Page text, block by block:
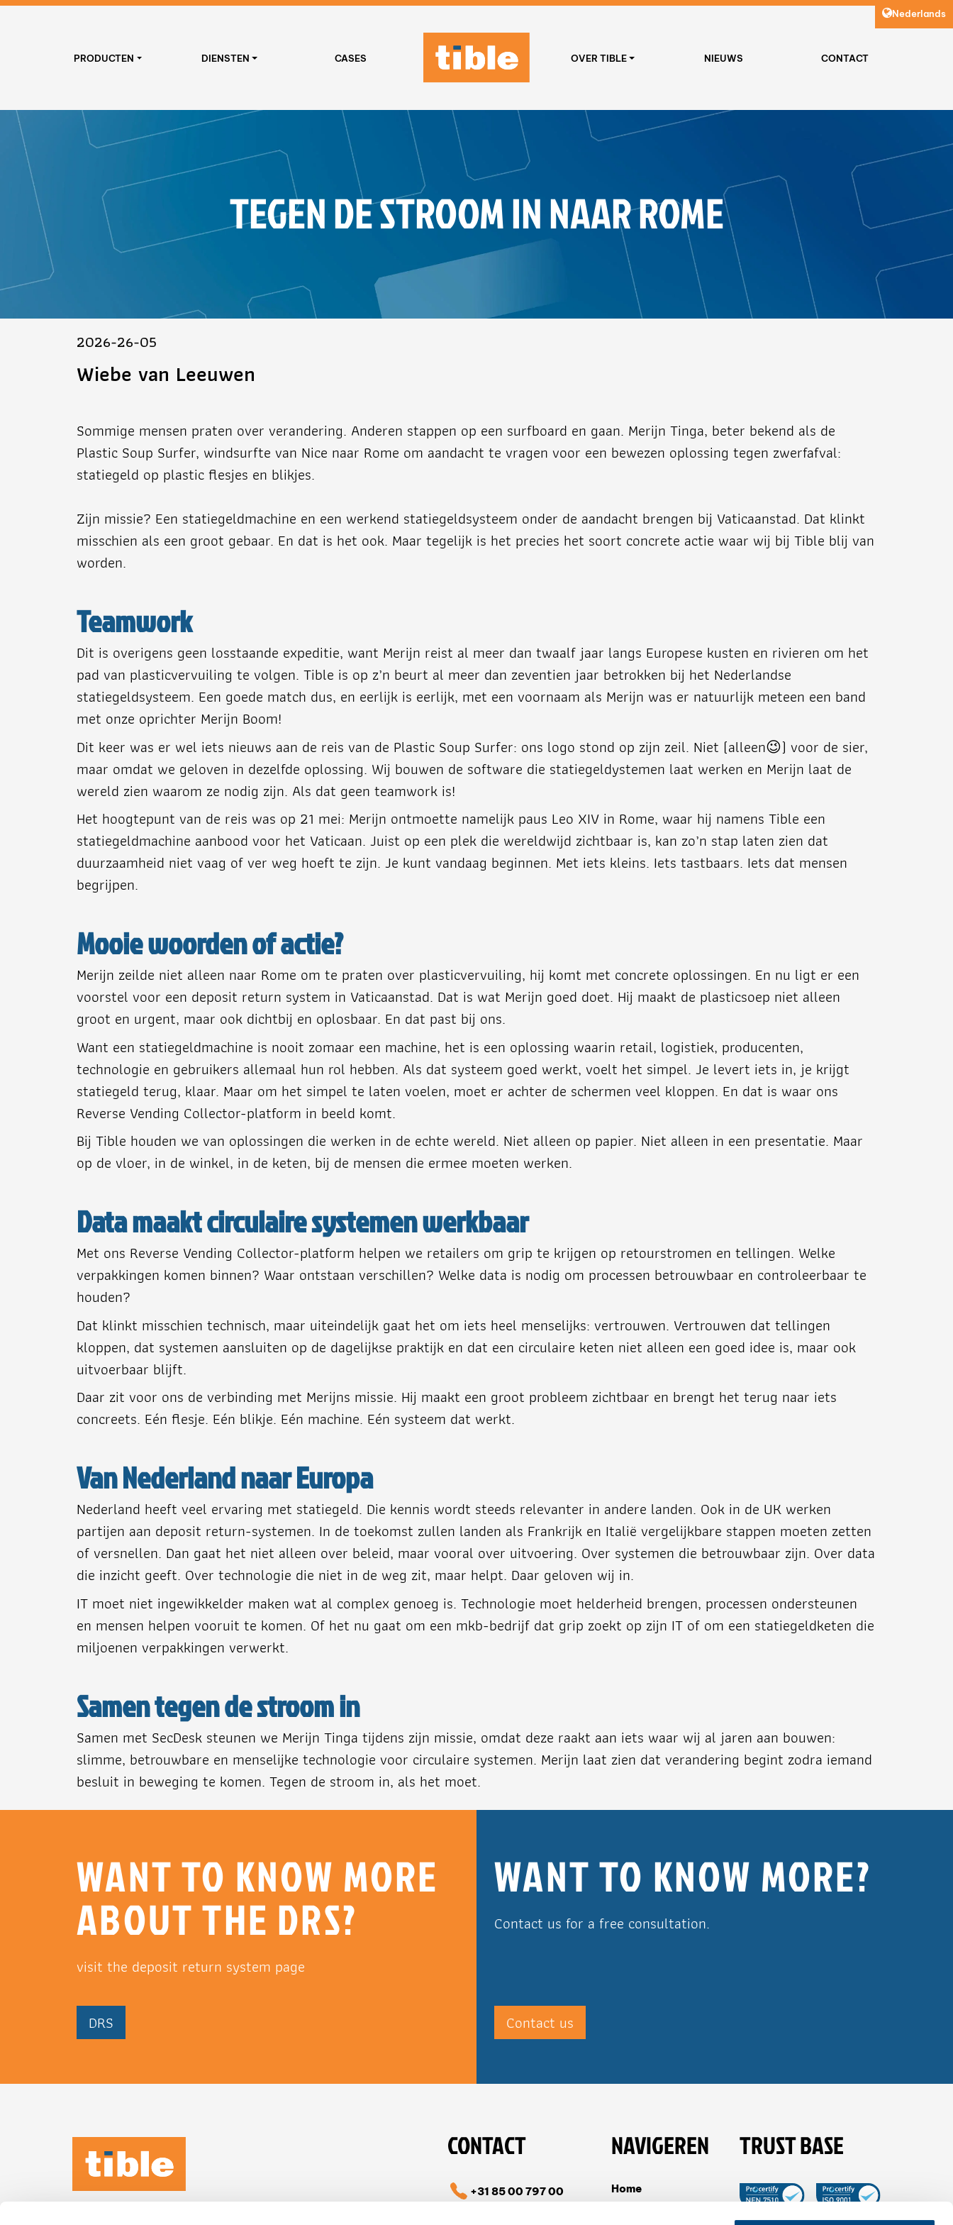
Nederlands
PRODUCTEN DIENSTEN CASES OVER TIBLE NIEUWS CONTACT
TEGEN DE STROOM IN NAAR ROME
2026-26-05
Wiebe van Leeuwen
Sommige mensen praten over verandering. Anderen stappen op een surfboard en gaan. Merijn Tinga, beter bekend als de
Plastic Soup Surfer, windsurfte van Nice naar Rome om aandacht te vragen voor een bewezen oplossing tegen zwerfafval:
statiegeld op plastic flesjes en blikjes.
Zijn missie? Een statiegeldmachine en een werkend statiegeldsysteem onder de aandacht brengen bij Vaticaanstad. Dat klinkt
misschien als een groot gebaar. En dat is het ook. Maar tegelijk is het precies het soort concrete actie waar wij bij Tible blij van
worden.
Teamwork
Dit is overigens geen losstaande expeditie, want Merijn reist al meer dan twaalf jaar langs Europese kusten en rivieren om het
pad van plasticvervuiling te volgen. Tible is op z’n beurt al meer dan zeventien jaar betrokken bij het Nederlandse
statiegeldsysteem. Een goede match dus, en eerlijk is eerlijk, met een voornaam als Merijn was er natuurlijk meteen een band
met onze oprichter Merijn Boom!
Dit keer was er wel iets nieuws aan de reis van de Plastic Soup Surfer: ons logo stond op zijn zeil. Niet (alleen😉) voor de sier,
maar omdat we geloven in dezelfde oplossing. Wij bouwen de software die statiegeldystemen laat werken en Merijn laat de
wereld zien waarom ze nodig zijn. Als dat geen teamwork is!
Het hoogtepunt van de reis was op 21 mei: Merijn ontmoette namelijk paus Leo XIV in Rome, waar hij namens Tible een
statiegeldmachine aanbood voor het Vaticaan. Juist op een plek die wereldwijd zichtbaar is, kan zo’n stap laten zien dat
duurzaamheid niet vaag of ver weg hoeft te zijn. Je kunt vandaag beginnen. Met iets kleins. Iets tastbaars. Iets dat mensen
begrijpen.
Mooie woorden of actie?
Merijn zeilde niet alleen naar Rome om te praten over plasticvervuiling, hij komt met concrete oplossingen. En nu ligt er een
voorstel voor een deposit return system in Vaticaanstad. Dat is wat Merijn goed doet. Hij maakt de plasticsoep niet alleen
groot en urgent, maar ook dichtbij en oplosbaar. En dat past bij ons.
Want een statiegeldmachine is nooit zomaar een machine, het is een oplossing waarin retail, logistiek, producenten,
technologie en gebruikers allemaal hun rol hebben. Als dat systeem goed werkt, voelt het simpel. Je levert iets in, je krijgt
statiegeld terug, klaar. Maar om het simpel te laten voelen, moet er achter de schermen veel kloppen. En dat is waar ons
Reverse Vending Collector-platform in beeld komt.
Bij Tible houden we van oplossingen die werken in de echte wereld. Niet alleen op papier. Niet alleen in een presentatie. Maar
op de vloer, in de winkel, in de keten, bij de mensen die ermee moeten werken.
Data maakt circulaire systemen werkbaar
Met ons Reverse Vending Collector-platform helpen we retailers om grip te krijgen op retourstromen en tellingen. Welke
verpakkingen komen binnen? Waar ontstaan verschillen? Welke data is nodig om processen betrouwbaar en controleerbaar te
houden?
Dat klinkt misschien technisch, maar uiteindelijk gaat het om iets heel menselijks: vertrouwen. Vertrouwen dat tellingen
kloppen, dat systemen aansluiten op de dagelijkse praktijk en dat een circulaire keten niet alleen een goed idee is, maar ook
uitvoerbaar blijft.
Daar zit voor ons de verbinding met Merijns missie. Hij maakt een groot probleem zichtbaar en brengt het terug naar iets
concreets. Eén flesje. Eén blikje. Eén machine. Eén systeem dat werkt.
Van Nederland naar Europa
Nederland heeft veel ervaring met statiegeld. Die kennis wordt steeds relevanter in andere landen. Ook in de UK werken
partijen aan deposit return-systemen. In de toekomst zullen landen als Frankrijk en Italië vergelijkbare stappen moeten zetten
of versnellen. Dan gaat het niet alleen over beleid, maar vooral over uitvoering. Over systemen die betrouwbaar zijn. Over data
die inzicht geeft. Over technologie die niet in de weg zit, maar helpt. Daar geloven wij in.
IT moet niet ingewikkelder maken wat al complex genoeg is. Technologie moet helderheid brengen, processen ondersteunen
en mensen helpen vooruit te komen. Of het nu gaat om een mkb-bedrijf dat grip zoekt op zijn IT of om een statiegeldketen die
miljoenen verpakkingen verwerkt.
Samen tegen de stroom in
Samen met SecDesk steunen we Merijn Tinga tijdens zijn missie, omdat deze raakt aan iets waar wij al jaren aan bouwen:
slimme, betrouwbare en menselijke technologie voor circulaire systemen. Merijn laat zien dat verandering begint zodra iemand
besluit in beweging te komen. Tegen de stroom in, als het moet.
WANT TO KNOW MORE
ABOUT THE DRS?
visit the deposit return system page
DRS
WANT TO KNOW MORE?
Contact us for a free consultation.
Contact us
TIBLE KEEPSITHUMAN
CONTACT
+31 85 00 797 00
NAVIGEREN
Home
TRUST BASE